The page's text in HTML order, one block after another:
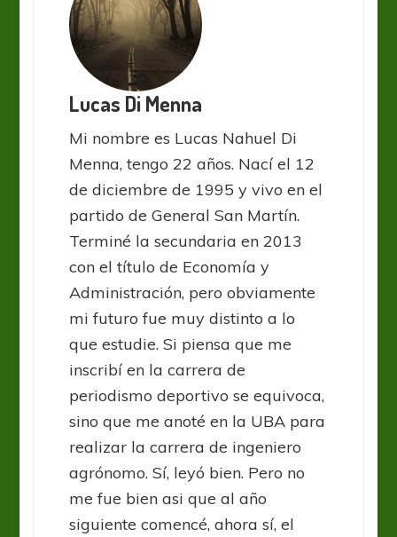
Lucas Di Menna
Mi nombre es Lucas Nahuel Di
Menna, tengo 22 años. Nací el 12
de diciembre de 1995 y vivo en el
partido de General San Martín.
Terminé la secundaria en 2013
con el título de Economía y
Administración, pero obviamente
mi futuro fue muy distinto a lo
que estudie. Si piensa que me
inscribí en la carrera de
periodismo deportivo se equivoca,
sino que me anoté en la UBA para
realizar la carrera de ingeniero
agrónomo. Sí, leyó bien. Pero no
me fue bien asi que al año
siguiente comencé, ahora sí, el